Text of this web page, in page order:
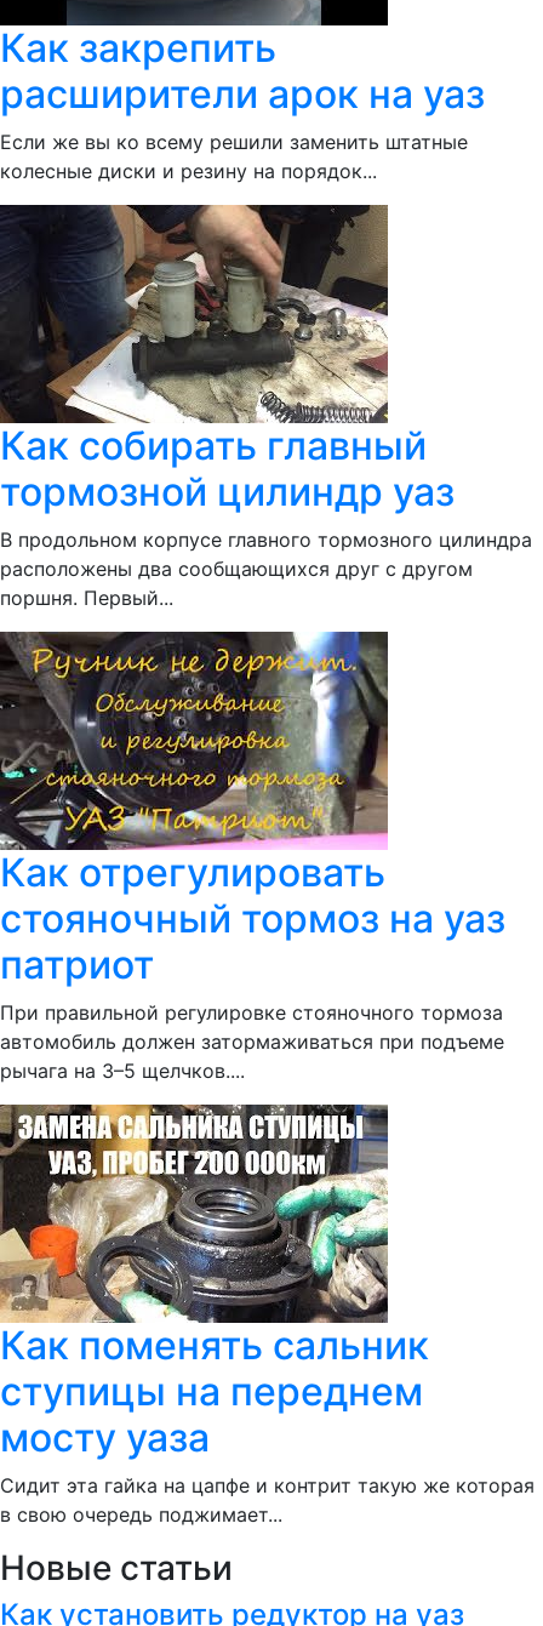
Как закрепить
расширители арок на уаз
Если же вы ко всему решили заменить штатные
колесные диски и резину на порядок...
Как собирать главный
тормозной цилиндр уаз
В продольном корпусе главного тормозного цилиндра
расположены два сообщающихся друг с другом
поршня. Первый...
Как отрегулировать
стояночный тормоз на уаз
патриот
При правильной регулировке стояночного тормоза
автомобиль должен затормаживаться при подъеме
рычага на 3–5 щелчков....
Как поменять сальник
ступицы на переднем
мосту уаза
Сидит эта гайка на цапфе и контрит такую же которая
в свою очередь поджимает...
Новые статьи
Как установить редуктор на уаз